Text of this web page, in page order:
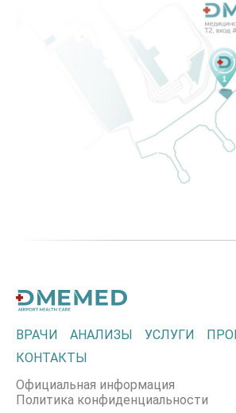
ВРАЧИ АНАЛИЗЫ УСЛУГИ
КОНТАКТЫ
Официальная информация
Политика конфиденциальности